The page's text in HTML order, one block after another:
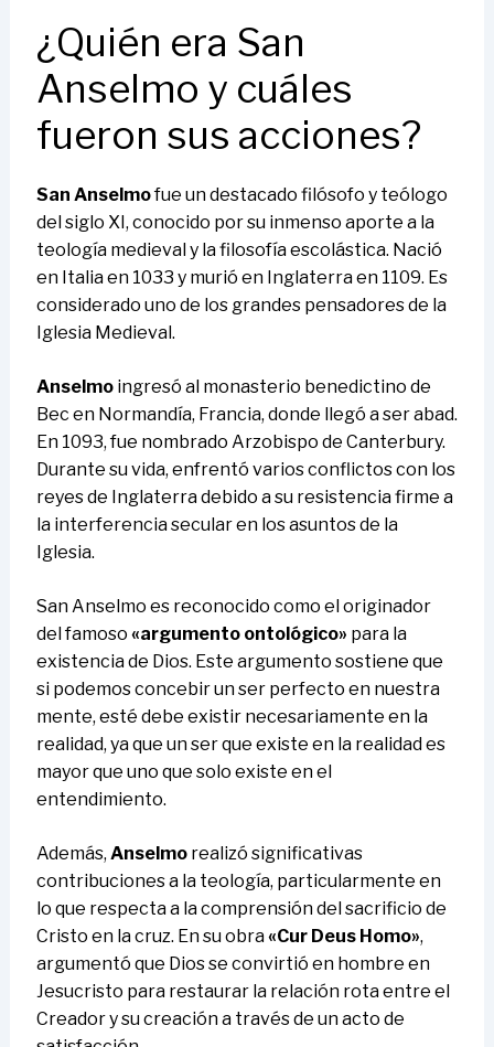
¿Quién era San
Anselmo y cuáles
fueron sus acciones?
San Anselmofue un destacado filósofo y teólogo
del siglo XI, conocido por su inmenso aporte a la
teología medieval y la filosofía escolástica. Nació
en Italia en 1033 y murió en Inglaterra en 1109. Es
considerado uno de los grandes pensadores de la
Iglesia Medieval.
Anselmoingresó al monasterio benedictino de
Bec en Normandía, Francia, donde llegó a ser abad.
En 1093, fue nombrado Arzobispo de Canterbury.
Durante su vida, enfrentó varios conflictos con los
reyes de Inglaterra debido a su resistencia firme a
la interferencia secular en los asuntos de la
Iglesia.
San Anselmo es reconocido como el originador
del famoso «argumento ontológico» para la
existencia de Dios. Este argumento sostiene que
si podemos concebir un ser perfecto en nuestra
mente, esté debe existir necesariamente en la
realidad, ya que un ser que existe en la realidad es
mayor que uno que solo existe en el
entendimiento.
Además, Anselmorealizó significativas
contribuciones a la teología, particularmente en
lo que respecta a la comprensión del sacrificio de
Cristo en la cruz. En su obra«Cur Deus Homo»,
argumentó que Dios se convirtió en hombre en
Jesucristo para restaurar la relación rota entre el
Creador y su creación a través de un acto de